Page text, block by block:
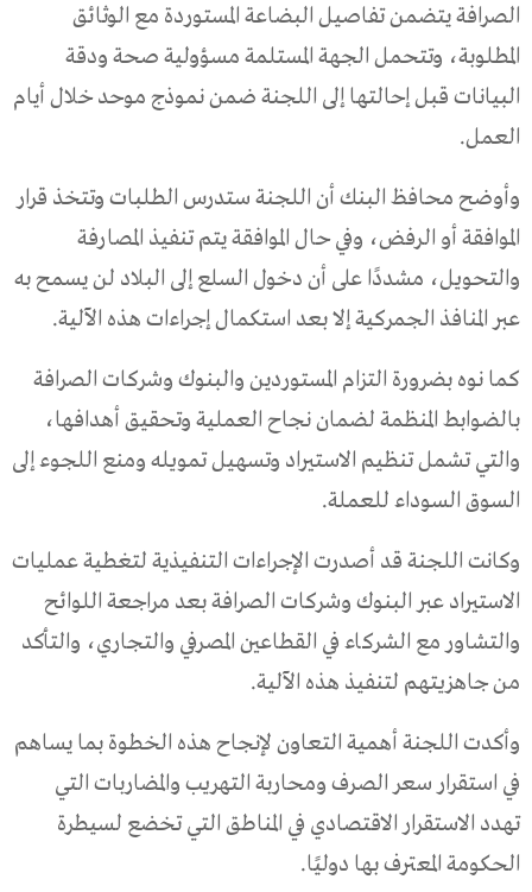
الصرافة يتضمن تفاصيل البضاعة المستوردة مع الوثائق
المطلوبة، وتتحمل الجهة المستلمة مسؤولية صحة ودقة
البيانات قبل إحالتها إلى اللجنة ضمن نموذج موحد خلال أيام
العمل.
وأوضح محافظ البنك أن اللجنة ستدرس الطلبات وتتخذ قرار
الموافقة أو الرفض، وفي حال الموافقة يتم تنفيذ المصارفة
والتحويل، مشددًا على أن دخول السلع إلى البلاد لن يسمح به
عبر المنافذ الجمركية إلا بعد استكمال إجراءات هذه الآلية.
كما نوه بضرورة التزام المستوردين والبنوك وشركات الصرافة
بالضوابط المنظمة لضمان نجاح العملية وتحقيق أهدافها،
والتي تشمل تنظيم الاستيراد وتسهيل تمويله ومنع اللجوء إلى
السوق السوداء للعملة.
وكانت اللجنة قد أصدرت الإجراءات التنفيذية لتغطية عمليات
الاستيراد عبر البنوك وشركات الصرافة بعد مراجعة اللوائح
والتشاور مع الشركاء في القطاعين المصرفي والتجاري، والتأكد
من جاهزيتهم لتنفيذ هذه الآلية.
وأكدت اللجنة أهمية التعاون لإنجاح هذه الخطوة بما يساهم
في استقرار سعر الصرف ومحاربة التهريب والمضاربات التي
تهدد الاستقرار الاقتصادي في المناطق التي تخضع لسيطرة
الحكومة المعترف بها دوليًا.